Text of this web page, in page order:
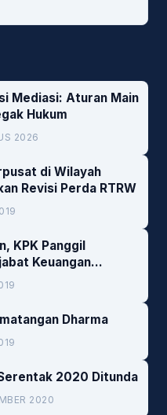
Mediasi: Aturan Main
Hukum
2026
di Wilayah
Revisi Perda RTRW
KPK Panggil
Keuangan
Dharma
2020 Ditunda
2020